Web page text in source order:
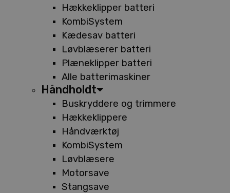
Hækkeklipper batteri
KombiSystem
Kædesav batteri
Løvblæserer batteri
Plæneklipper batteri
Alle batterimaskiner
Håndholdt
Buskryddere og trimmere
Hækkeklippere
Håndværktøj
KombiSystem
Løvblæsere
Motorsave
Stangsave